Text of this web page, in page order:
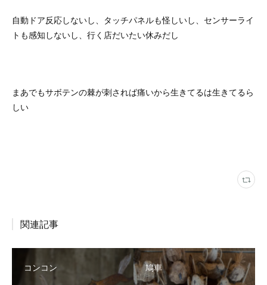
自動ドア反応しないし、タッチパネルも怪しいし、センサーライ
トも感知しないし、行く店だいたい休みだし
まあでもサボテンの棘が刺されば痛いから生きてるは生きてるら
しい
関連記事
コンコン 鳩車